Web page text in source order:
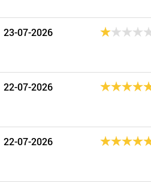
23-07-2026
22-07-2026
22-07-2026